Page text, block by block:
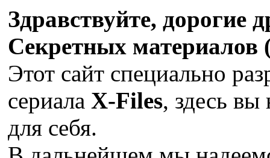
Здравствуйте, дорогие
Секретных материалов
Этот сайт специально
сериала X-Files, здесь вы
для себя.